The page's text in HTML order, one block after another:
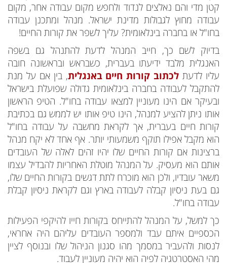
קטן מדי והם נאלצים לנדוד ולחפש מקום עבודה אחר, מקום
עבודה מחוץ לגבולות מדינת ישראל. מנהל ומתכנן עבודה
בחו"ל או בחברה בינלאומית? עליך לשפר את קורות החיים!
בדיוק לשם כך, חייב המנהל לדעת להתנהל גם בשפה
האנגלית מלבד ידיעתו בעברית, כשבראש ובראשונה חובה
עליו לדעת לכתוב קורות חיים באנגלית, בין אם על מנת
להתקבל לעבודה בחברה בינלאומית גדולה שפועלת בישראל
ובעיקר אם הינו מעוניין למצאו עבודה בחו"ל. הטיפ הראשון
אותו ניתן להציע למנהל, הינו טיפ אותו יש לממש גם בכתיבת
קורות חיים בעברית, אך לקראת מחשבה על עבודה בחו"ל
הוא מקבל אפילו תוקף משמעותי יותר. אף אחד לא יקח מנהל
ברצינות אם קורות החיים שלו יהיו זהים לאלה של העובדים
אותם הוא מעסיק. על המנהל מוטלת האחריות להבדיל עצמו
משאר עובדיו, ולכן הוא מוכרח לתת דגשים בקורות החיים שלו,
גם בעת ניסיון קבלה לעבודה בארץ וגם לקראת ניסיון קבלת
עבודה בחו"ל.
כך למשל, על המנהל להתייחס בקורות חייו להיקפי הפעילות
הכספיים איתם עבד ולמספר העובדים עליהם היה אחראי,
לנסות ולהעביר במסמך מהו סגנון הניהול שלו ובנוסף לציין
מהי האסטרטגיה לפיה הוא יהיה מעוניין לעבוד.